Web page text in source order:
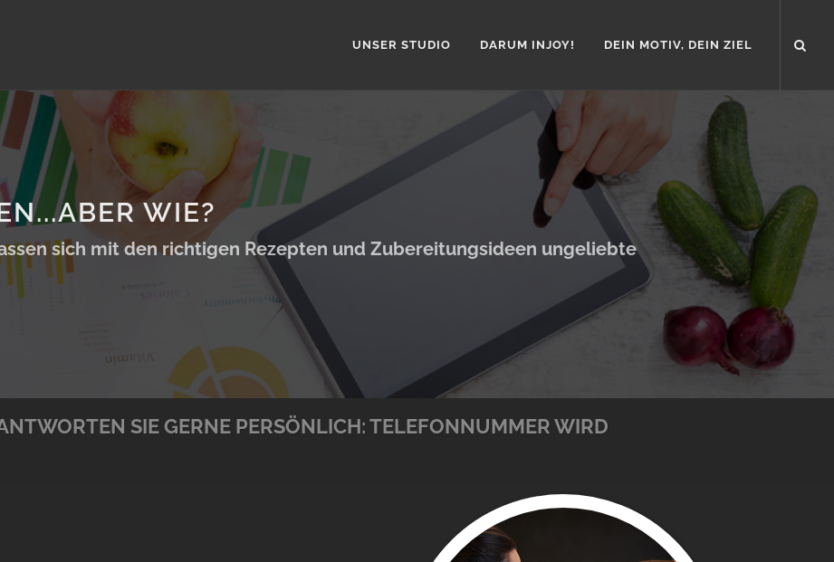
UNSER STUDIO DARUM INJOY! DEIN MOTIV, DEIN ZIEL
WIE?
sich mit den richtigen Rezepten und Zubereitungsideen ungeliebte
SIE GERNE PERSÖNLICH:TELEFONNUMMER WIRD